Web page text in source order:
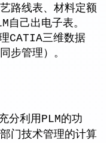
路线表、材料定额
自己出电子表。
CATIA三维数据
步管理）。
利用PLM的功
门技术管理的计算